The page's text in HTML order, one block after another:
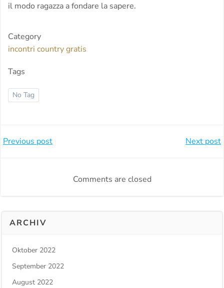
il modo ragazza a fondare la sapere.
Category
incontri country gratis
Tags
No Tag
Beitragsnavigation
Previous post Next post
Comments are closed
ARCHIV
Oktober 2022
September 2022
August 2022